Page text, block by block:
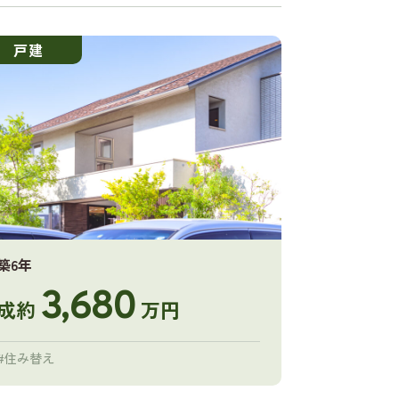
戸建
6年
約 3,680 万円
住み替え